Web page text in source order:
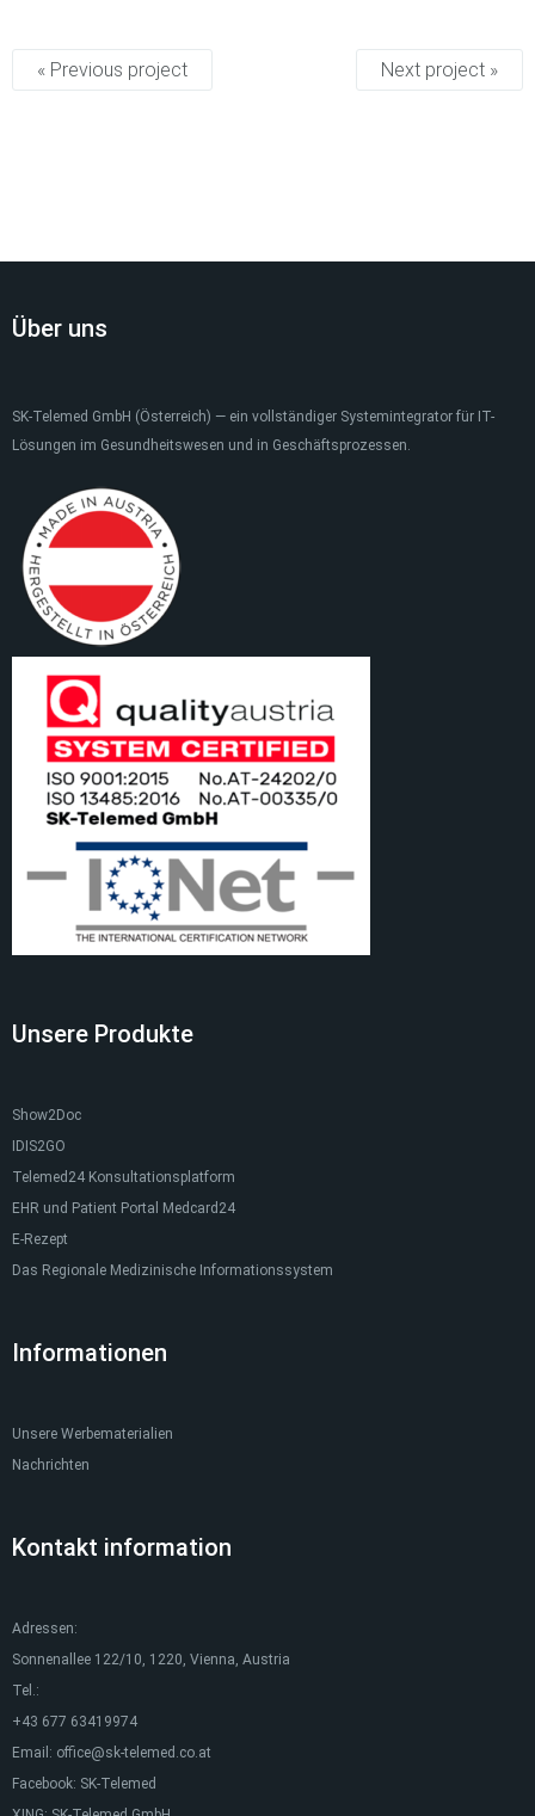
« Previous project Next project »
Über uns
SK-Telemed GmbH (Österreich) — ein vollständiger Systemintegrator für IT-
Lösungen im Gesundheitswesen und in Geschäftsprozessen.
Unsere Produkte
Show2Doc
IDIS2GO
Telemed24 Konsultationsplatform
EHR und Patient Portal Medcard24
E-Rezept
Das Regionale Medizinische Informationssystem
Informationen
Unsere Werbematerialien
Nachrichten
Kontakt information
Adressen:
Sonnenallee 122/10, 1220, Vienna, Austria
Tel.:
+43 677 63419974
Email: office@sk-telemed.co.at
Facebook: SK-Telemed